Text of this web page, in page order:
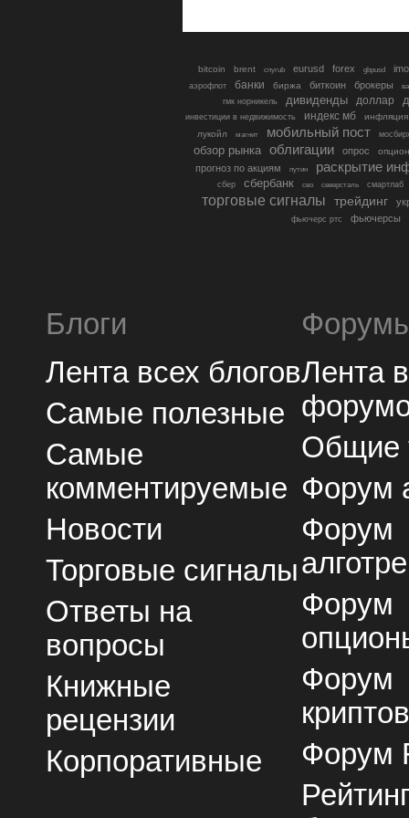
bitcoin brent cnyrub eurusd forex gbpusd
аэрофлот банки биржа биткоин брокеры
гмк норникель
дивиденды доллар
инвестиции в недвижимость индекс мб
инфляция
лукойл
магнит мобильный пост
обзор рынка облигации опрос
прогноз по акциям путин раскрытие
сбер сбербанк сво северсталь смартлаб
торговые сигналы трейдинг
фьючерс ртс фьючерсы
Блоги
Лента всех блогов
Самые полезные
Самые
комментируемые
Новости
Торговые сигналы
Ответы на
вопросы
Книжные
рецензии
Корпоративные
Лента
Общие
Форум
Форум
Форум
Форум
Форум